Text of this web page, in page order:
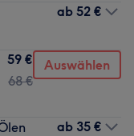
ab 52 €
59 €
68 €
Auswählen
ab 35 €